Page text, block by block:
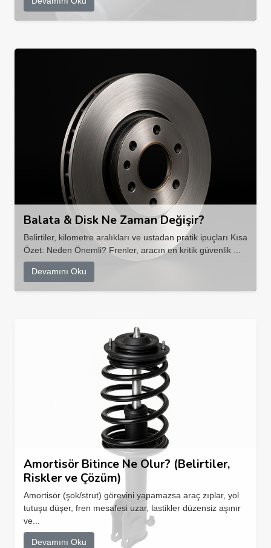
Balata & Disk Ne Zaman Değişir?
Belirtiler, kilometre aralıkları ve ustadan pratik ipuçları Kısa
Özet: Neden Önemli? Frenler, aracın en kritik güvenlik ...
Devamını Oku
Amortisör Bitince Ne Olur? (Belirtiler,
Riskler ve Çözüm)
Amortisör (şok/strut) görevini yapamazsa araç zıplar, yol
tutuşu düşer, fren mesafesi uzar, lastikler düzensiz aşınır
ve...
Devamını Oku